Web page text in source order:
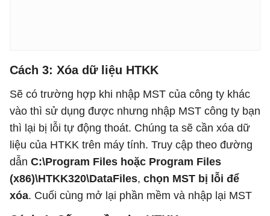
Cách 3: Xóa dữ liệu HTKK
Sẽ có trường hợp khi nhập MST của công ty khác
vào thì sử dụng được nhưng nhập MST công ty bạn
thì lại bị lỗi tự động thoát. Chúng ta sẽ cần xóa dữ
liệu của HTKK trên máy tính. Truy cập theo đường
dẫn C:\Program Files hoặc Program Files
(x86)\HTKK320\DataFiles, chọn MST bị lỗi để
xóa. Cuối cùng mở lại phần mềm và nhập lại MST